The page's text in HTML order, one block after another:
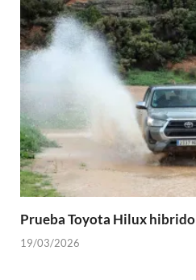
Prueba Toyota Hilux hibrido
19/03/2026